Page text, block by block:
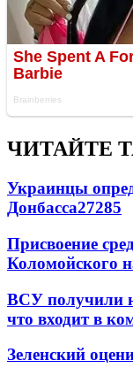
ЧИТАЙТЕ
Украинцы
Донбасса27285
Присвоение
Коломойского
ВСУ получили
что входит в
Зеленский